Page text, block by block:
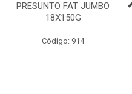
PRESUNTO FAT JUMBO
18X150G
Código: 914